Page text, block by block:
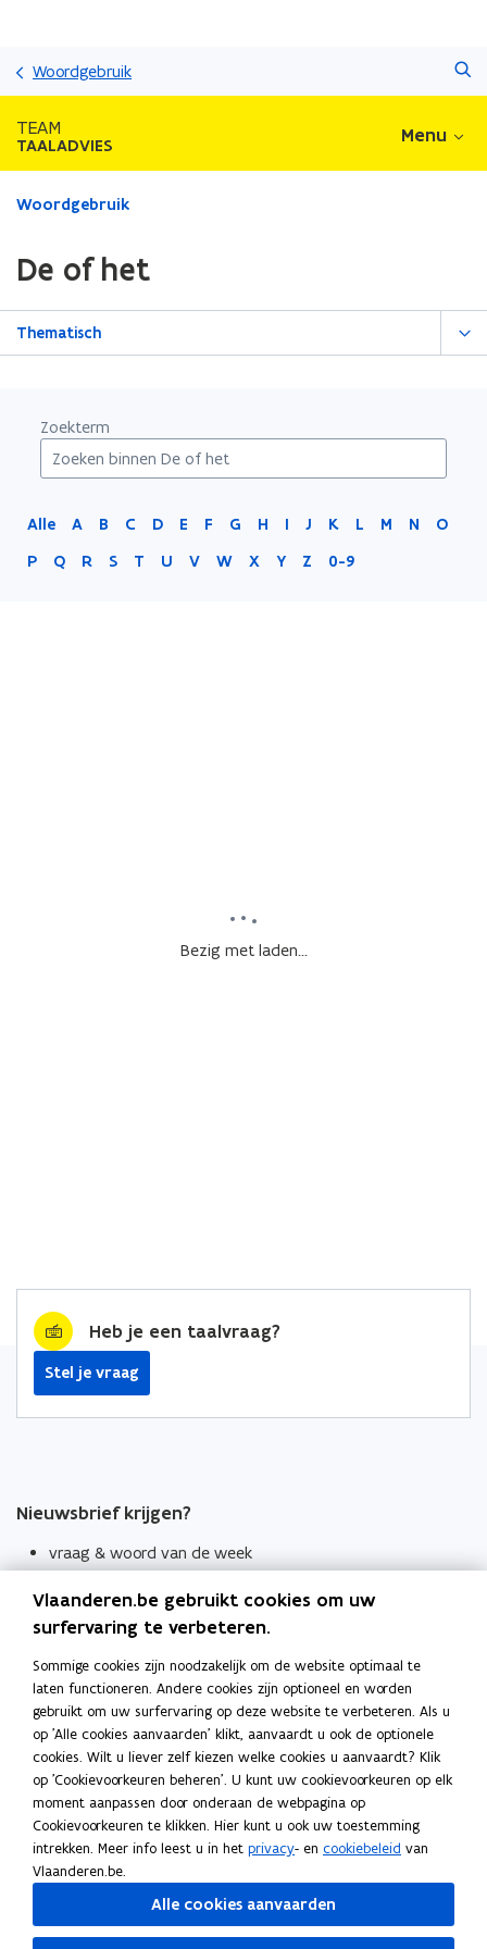
Woordgebruik
TEAM
TAALADVIES Menu
Gedaan
zich
op:
De
Woordgebruik
De of het
Thematisch
Zoekterm
Alle A B C D E F G H I J K L M N
O
P
Q R S T U V W X Y Z 0-9
Bezig met laden...
Heb je een taalvraag?
Stel je vraag
Nieuwsbrief krijgen?
vraag & woord van de week
Schrijf je in
Thema's
Taaladviezen
Spellingregels
Tips voor duidelijke taal
Bekijk ook
Spellingtests
Boek- en webwijzer
Vlaanderen.be gebruikt cookies om uw
surfervaring te verbeteren.
Sommige cookies zijn noodzakelijk om de website optimaal te
laten functioneren. Andere cookies zijn optioneel en worden
gebruikt om uw surfervaring op deze website te verbeteren. Als u
op 'Alle cookies aanvaarden' klikt, aanvaardt u ook de optionele
cookies. Wilt u liever zelf kiezen welke cookies u aanvaardt? Klik
op 'Cookievoorkeuren beheren'. U kunt uw cookievoorkeuren op elk
moment aanpassen door onderaan de webpagina op
Cookievoorkeuren te klikken. Hier kunt u ook uw toestemming
intrekken. Meer info leest u in het privacy- en cookiebeleid van
Vlaanderen.be.
Alle cookies aanvaarden